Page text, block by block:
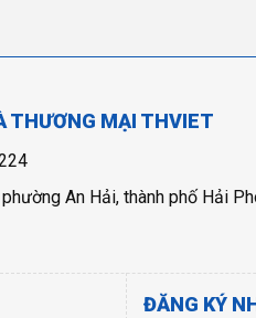
THƯƠNG MẠI THVIET
An Hải, thành phố Hải
ĐĂNG KÝ